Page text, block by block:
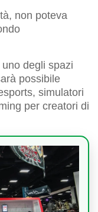
non poteva
degli spazi
possibile
simulatori
per creatori di